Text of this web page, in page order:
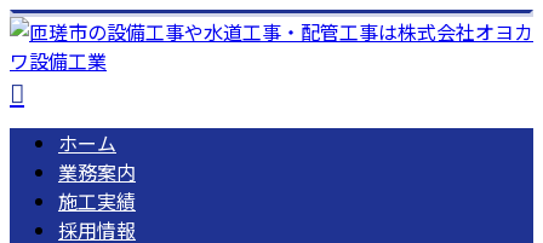
ホーム
業務案内
施工実績
採用情報